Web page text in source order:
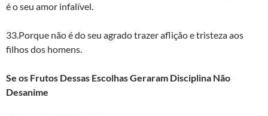
é o seu amor infalível.
33.Porque não é do seu agrado trazer aflição e tristeza aos
filhos dos homens.
Se os Frutos Dessas Escolhas Geraram Disciplina Não
Desanime